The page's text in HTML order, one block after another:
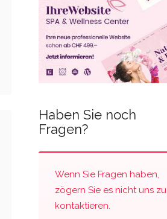
Haben Sie noch
Fragen?
Wenn Sie Fragen haben,
zögern Sie es nicht uns zu
kontaktieren.